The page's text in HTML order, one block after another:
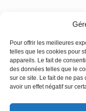
Pour offrir les meilleures
telles que les cookies pour
appareils. Le fait de
des données telles que le
sur ce site. Le fait de ne
avoir un effet négatif sur
Aucun